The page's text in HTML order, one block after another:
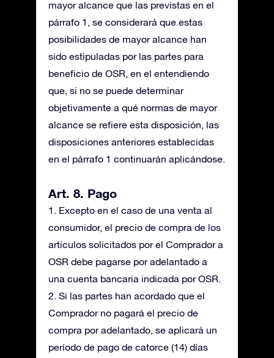
mayor alcance que las previstas en el
párrafo 1, se considerará que estas
posibilidades de mayor alcance han
sido estipuladas por las partes para
beneficio de OSR, en el entendiendo
que, si no se puede determinar
objetivamente a qué normas de mayor
alcance se refiere esta disposición, las
disposiciones anteriores establecidas
en el párrafo 1 continuarán aplicándose.
Art. 8. Pago
1. Excepto en el caso de una venta al
consumidor, el precio de compra de los
artículos solicitados por el Comprador a
OSR debe pagarse por adelantado a
una cuenta bancaria indicada por OSR.
2. Si las partes han acordado que el
Comprador no pagará el precio de
compra por adelantado, se aplicará un
período de pago de catorce (14) días